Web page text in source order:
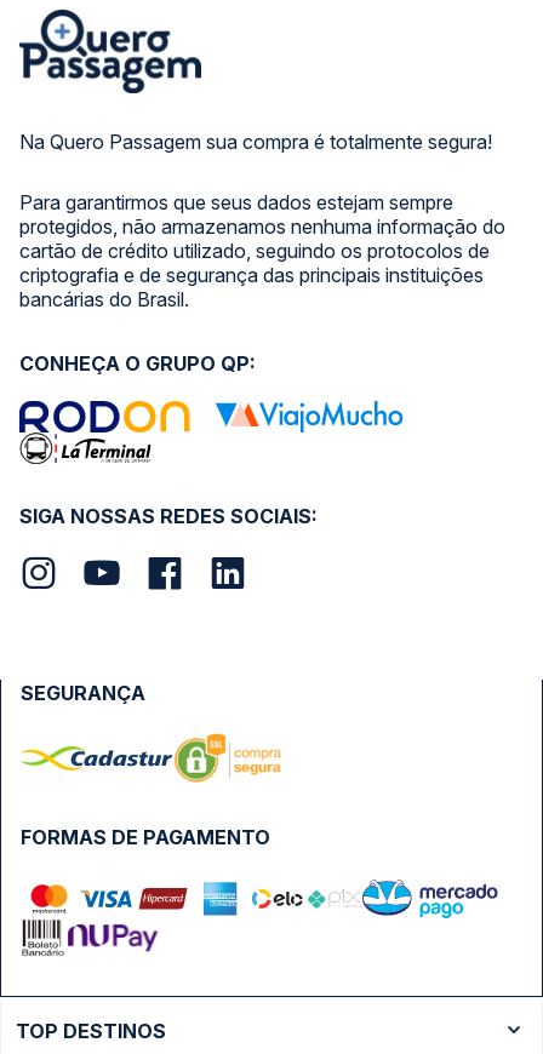
Na Quero Passagem sua compra é totalmente segura!
Para garantirmos que seus dados estejam sempre
protegidos, não armazenamos nenhuma informação do
cartão de crédito utilizado, seguindo os protocolos de
criptografia e de segurança das principais instituições
bancárias do Brasil.
SIGA NOSSAS REDES SOCIAIS:
CONHEÇA O GRUPO QP:
FORMAS DE PAGAMENTO
SEGURANÇA
TOP DESTINOS